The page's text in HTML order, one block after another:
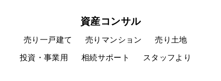
資産コンサル
売り一戸建て 売りマンション 売り土地
投資・事業用 相続サポート スタッフより